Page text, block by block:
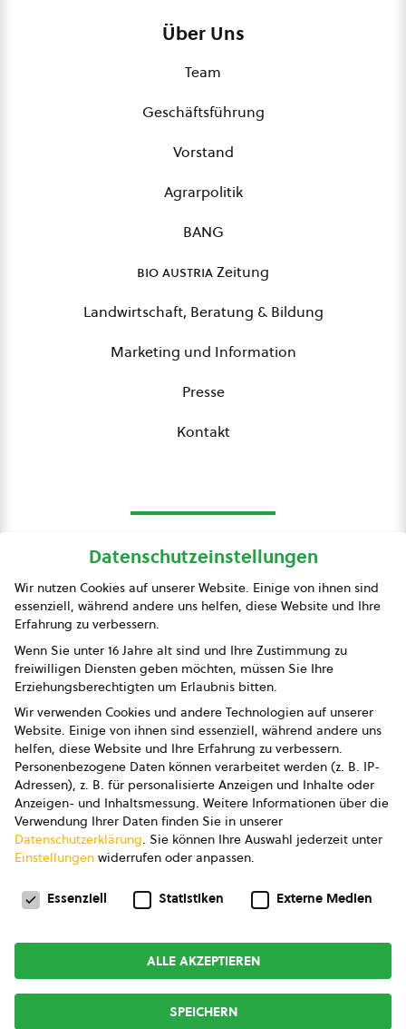
Über Uns
Team
Geschäftsführung
Vorstand
Agrarpolitik
BANG
bio austriaZeitung
Landwirtschaft, Beratung & Bildung
Marketing und Information
Presse
Kontakt
Presse
Impressum
Datenschutz
AGB
AGB Marketing GmbH
AGB Bildung
Newsletter
Copyright © 2026bio austria
Datenschutzeinstellungen
Wir nutzen Cookies auf unserer Website. Einige von ihnen sind
essenziell, während andere uns helfen, diese Website und Ihre
Erfahrung zu verbessern.
Wenn Sie unter 16 Jahre alt sind und Ihre Zustimmung zu
freiwilligen Diensten geben möchten, müssen Sie Ihre
Erziehungsberechtigten um Erlaubnis bitten.
Wir verwenden Cookies und andere Technologien auf unserer
Website. Einige von ihnen sind essenziell, während andere uns
helfen, diese Website und Ihre Erfahrung zu verbessern.
Personenbezogene Daten können verarbeitet werden (z. B. IP-
Adressen), z. B. für personalisierte Anzeigen und Inhalte oder
Anzeigen- und Inhaltsmessung. Weitere Informationen über die
Verwendung Ihrer Daten finden Sie in unserer
Datenschutzerklärung. Sie können Ihre Auswahl jederzeit unter
Einstellungen widerrufen oder anpassen.
Datenschutzeinstellungen
Essenziell Statistiken Externe Medien
ALLE AKZEPTIEREN
SPEICHERN